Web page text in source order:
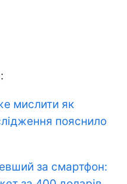
:
мислити як
пояснило
за смартфон: